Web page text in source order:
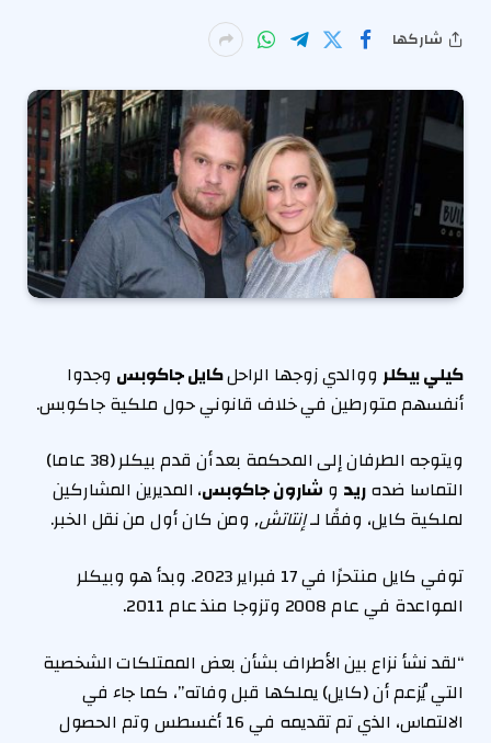
شاركها
كيلي بيكلر ووالدي زوجها الراحلكايل جاكوبس وجدوا
أنفسهم متورطين في خلاف قانوني حول ملكية جاكوبس.
ويتوجه الطرفان إلى المحكمة بعد أن قدم بيكلر (38 عاما)
التماسا ضدهريد و شارون جاكوبس، المديرين المشاركين
لملكية كايل، وفقًا لـإنتاتش, ومن كان أول من نقل الخبر.
توفي كايل منتحرًا في 17 فبراير 2023. وبدأ هو وبيكلر
المواعدة في عام 2008 وتزوجا منذ عام 2011.
“لقد نشأ نزاع بين الأطراف بشأن بعض الممتلكات الشخصية
التي يُزعم أن (كايل) يملكها قبل وفاته”، كما جاء في
الالتماس، الذي تم تقديمه في 16 أغسطس وتم الحصول